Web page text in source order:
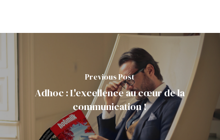
Previous Post
Adhoc : L'excellence au cœur de la
communication !